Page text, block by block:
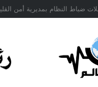
يتابع حادث سقوط سقف